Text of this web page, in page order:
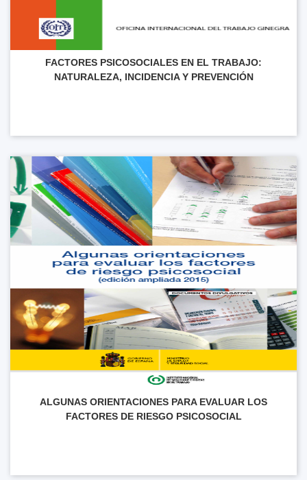
FACTORES PSICOSOCIALES EN EL TRABAJO:
NATURALEZA, INCIDENCIA Y PREVENCIÓN
ALGUNAS ORIENTACIONES PARA EVALUAR LOS
FACTORES DE RIESGO PSICOSOCIAL